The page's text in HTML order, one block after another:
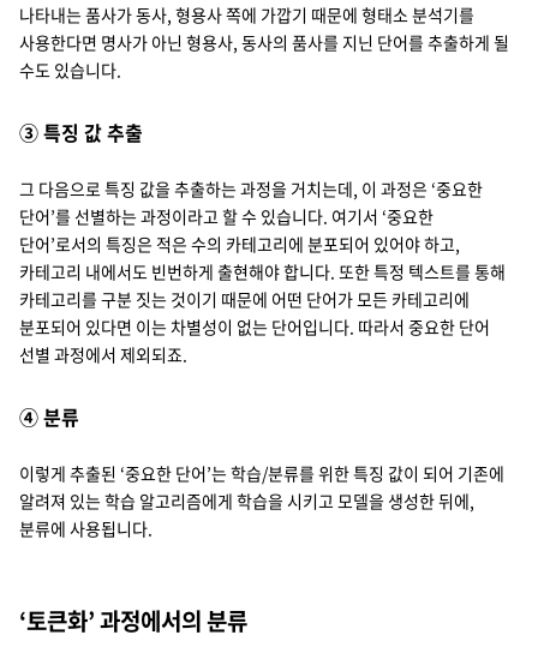
나타내는 품사가 동사, 형용사 쪽에 가깝기 때문에 형태소 분석기를
사용한다면 명사가 아닌 형용사, 동사의 품사를 지닌 단어를 추출하게 될
수도 있습니다.
③ 특징 값 추출
그 다음으로 특징 값을 추출하는 과정을 거치는데, 이 과정은 ‘중요한
단어’를 선별하는 과정이라고 할 수 있습니다. 여기서 ‘중요한
단어’로서의 특징은 적은 수의 카테고리에 분포되어 있어야 하고,
카테고리 내에서도 빈번하게 출현해야 합니다. 또한 특정 텍스트를 통해
카테고리를 구분 짓는 것이기 때문에 어떤 단어가 모든 카테고리에
분포되어 있다면 이는 차별성이 없는 단어입니다. 따라서 중요한 단어
선별 과정에서 제외되죠.
④ 분류
이렇게 추출된 ‘중요한 단어’는 학습/분류를 위한 특징 값이 되어 기존에
알려져 있는 학습 알고리즘에게 학습을 시키고 모델을 생성한 뒤에,
분류에 사용됩니다.
‘토큰화’ 과정에서의 분류